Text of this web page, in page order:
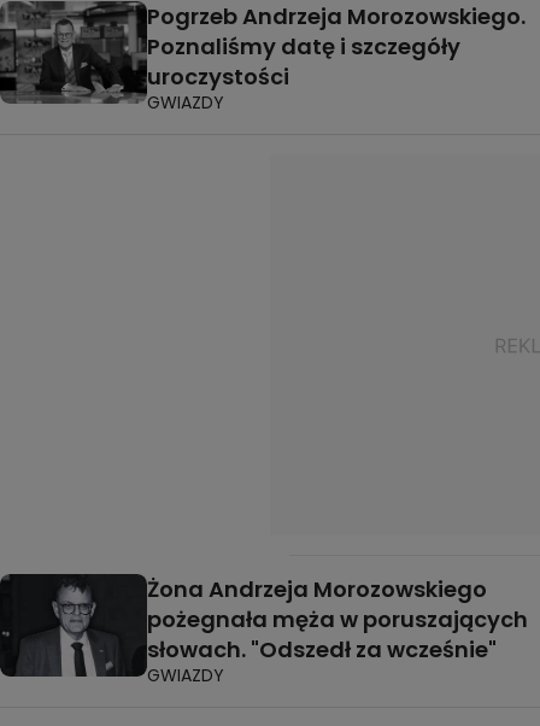
Pogrzeb Andrzeja Morozowskiego.
Poznaliśmy datę i szczegóły
uroczystości
GWIAZDY
Żona Andrzeja Morozowskiego
pożegnała męża w poruszających
słowach. "Odszedł za wcześnie"
GWIAZDY